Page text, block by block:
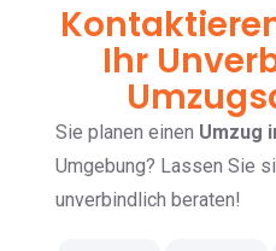
Ihr
Sie planen einen Umzug
Umgebung? Lassen Sie
unverbindlich beraten!